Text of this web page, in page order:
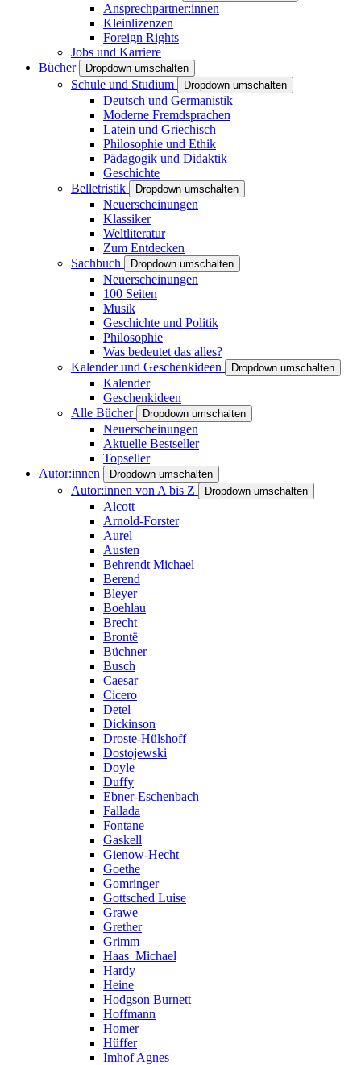
Ansprechpartner:innen
Kleinlizenzen
Foreign Rights
Jobs und Karriere
Bücher
Dropdown umschalten
Schule und Studium Dropdown umschalten
Deutsch und Germanistik
Moderne Fremdsprachen
Latein und Griechisch
Philosophie und Ethik
Pädagogik und Didaktik
Geschichte
Belletristik
Dropdown umschalten
Neuerscheinungen
Klassiker
Weltliteratur
Zum Entdecken
Sachbuch
Dropdown umschalten
Neuerscheinungen
100 Seiten
Musik
Geschichte und Politik
Philosophie
Was bedeutet das alles?
Kalender und Geschenkideen
Dropdown umschalten
Kalender
Geschenkideen
Alle Bücher
Dropdown umschalten
Neuerscheinungen
Aktuelle Bestseller
Topseller
Autor:innen
Dropdown umschalten
Autor:innen von A bis Z Dropdown umschalten
Alcott
Arnold-Forster
Aurel
Austen
Behrendt Michael
Berend
Bleyer
Boehlau
Brecht
Brontë
Büchner
Busch
Caesar
Cicero
Detel
Dickinson
Droste-Hülshoff
Dostojewski
Doyle
Duffy
Ebner-Eschenbach
Fallada
Fontane
Gaskell
Gienow-Hecht
Goethe
Gomringer
Gottsched Luise
Grawe
Grether
Grimm
Haas_Michael
Hardy
Heine
Hodgson Burnett
Hoffmann
Homer
Hüffer
Imhof Agnes